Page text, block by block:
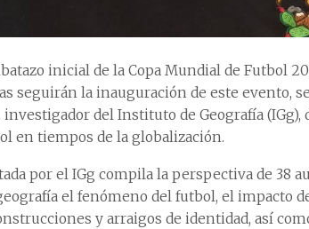
inicial de la Copa Mundial de Futbol
seguirán la inauguración de este evento,
del Instituto de Geografía
en tiempos de la globalización.
por el IGg compila la perspectiva de 38
el fenómeno del futbol, el impacto
y arraigos de identidad, así